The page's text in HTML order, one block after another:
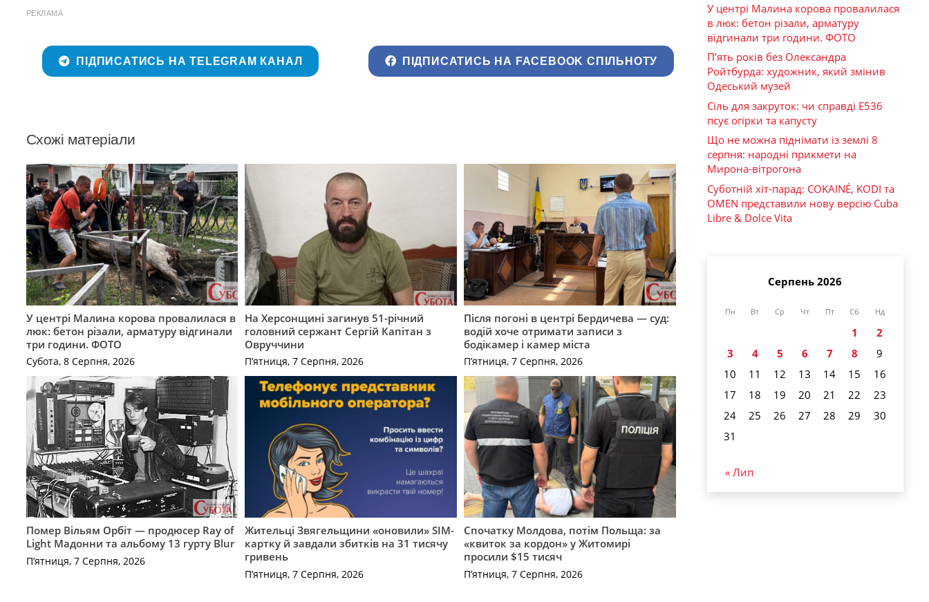
РЕКЛАМА
ПІДПИСАТИСЬ НА TELEGRAM КАНАЛ ПІДПИСАТИСЬ НА FACEBOOK СПІЛЬНОТУ
Схожі матеріали
У центрі Малина корова провалилася в
люк: бетон різали, арматуру відгинали
три години. ФОТО
Субота, 8 Серпня, 2026
На Херсонщині загинув 51-річний
головний сержант Сергій Капітан з
Овруччини
П’ятниця, 7 Серпня, 2026
Після погоні в центрі Бердичева — суд:
водій хоче отримати записи з
бодікамер і камер міста
П’ятниця, 7 Серпня, 2026
Помер Вільям Орбіт — продюсер Ray of
Light Мадонни та альбому 13 гурту Blur
П’ятниця, 7 Серпня, 2026
Жительці Звягельщини «оновили» SIM-
картку й завдали збитків на 31 тисячу
гривень
П’ятниця, 7 Серпня, 2026
Спочатку Молдова, потім Польща: за
«квиток за кордон» у Житомирі
просили $15 тисяч
П’ятниця, 7 Серпня, 2026
У центрі Малина корова провалилася
в люк: бетон різали, арматуру
відгинали три години. ФОТО
П’ять років без Олександра
Ройтбурда: художник, який змінив
Одеський музей
Сіль для закруток: чи справді Е536
псує огірки та капусту
Що не можна піднімати із землі 8
серпня: народні прикмети на
Мирона-вітрогона
Суботній хіт-парад: COKAINÉ, KODI та
OMEN представили нову версію Cuba
Libre & Dolce Vita
Серпень 2026
Пн Вт Ср Чт Пт Сб Нд
1
2
3
4 5 6 7 8
9
10
11 12 13 14 15
16
17
18 19 20 21 22
23
24
25 26 27 28 29
30
31
« Лип